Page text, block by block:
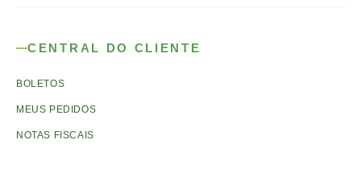
CENTRAL DO CLIENTE
BOLETOS
MEUS PEDIDOS
NOTAS FISCAIS